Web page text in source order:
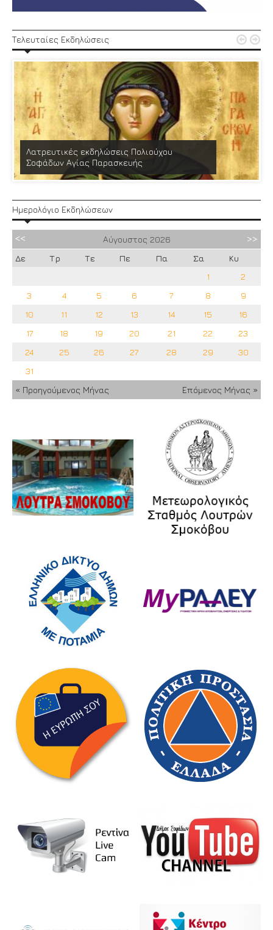
Τελευταίες Εκδηλώσεις
Λατρευτικές εκδηλώσεις Πολιούχου
Σοφάδων Αγίας Παρασκευής
 
Ημερολόγιο Εκδηλώσεων
Αύγουστος 2026
Δε
Τρ Τε Πε Πα Σα
Κυ
1
2
3
4 5 6 7 8
9
10
11 12 13 14 15
16
17
18 19 20 21 22
23
24
25 26 27 28 29
30
31
« Προηγούμενος Μήνας
Επόμενος Μήνας »